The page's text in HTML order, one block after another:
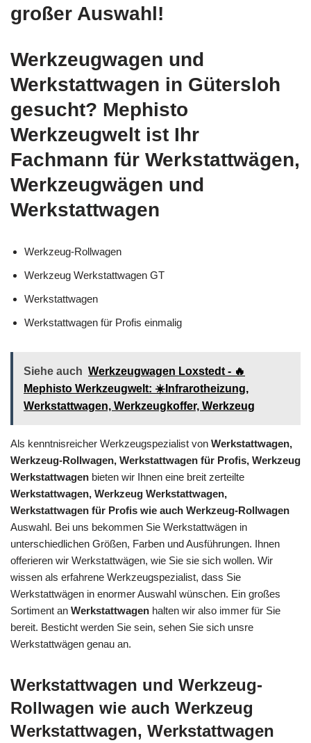
großer Auswahl!
Werkzeugwagen und
Werkstattwagen in Gütersloh
gesucht? Mephisto
Werkzeugwelt ist Ihr
Fachmann für Werkstattwägen,
Werkzeugwägen und
Werkstattwagen
Werkzeug-Rollwagen
Werkzeug Werkstattwagen GT
Werkstattwagen
Werkstattwagen für Profis einmalig
Siehe auch Werkzeugwagen Loxstedt - 🔥
Mephisto Werkzeugwelt: ☀️Infrarotheizung,
Werkstattwagen, Werkzeugkoffer, Werkzeug
Als kenntnisreicher Werkzeugspezialist von Werkstattwagen,
Werkzeug-Rollwagen, Werkstattwagen für Profis, Werkzeug
Werkstattwagen bieten wir Ihnen eine breit zerteilte
Werkstattwagen, Werkzeug Werkstattwagen,
Werkstattwagen für Profis wie auch Werkzeug-Rollwagen
Auswahl. Bei uns bekommen Sie Werkstattwägen in
unterschiedlichen Größen, Farben und Ausführungen. Ihnen
offerieren wir Werkstattwägen, wie Sie sie sich wollen. Wir
wissen als erfahrene Werkzeugspezialist, dass Sie
Werkstattwägen in enormer Auswahl wünschen. Ein großes
Sortiment an Werkstattwagen halten wir also immer für Sie
bereit. Besticht werden Sie sein, sehen Sie sich unsre
Werkstattwägen genau an.
Werkstattwagen und Werkzeug-
Rollwagen wie auch Werkzeug
Werkstattwagen, Werkstattwagen